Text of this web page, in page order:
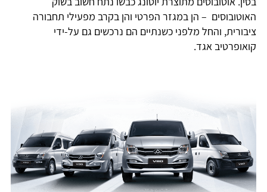
האוטובוסים – הן במגזר הפרטי והן בקרב מפעילי תחבורה
ציבורית, והחל מלפני כשנתיים הם נרכשים גם על-ידי
קואופרטיב אגד.